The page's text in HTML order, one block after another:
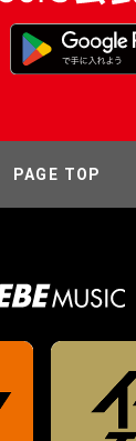
PAGE TOP